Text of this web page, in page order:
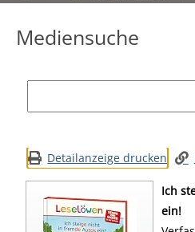
Mediensuche
Detailanzeige drucken
Ich
ein!